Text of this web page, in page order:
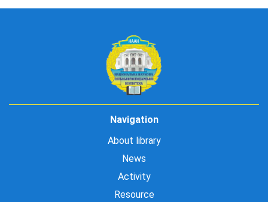
Navigation
About library
News
Activity
Resource